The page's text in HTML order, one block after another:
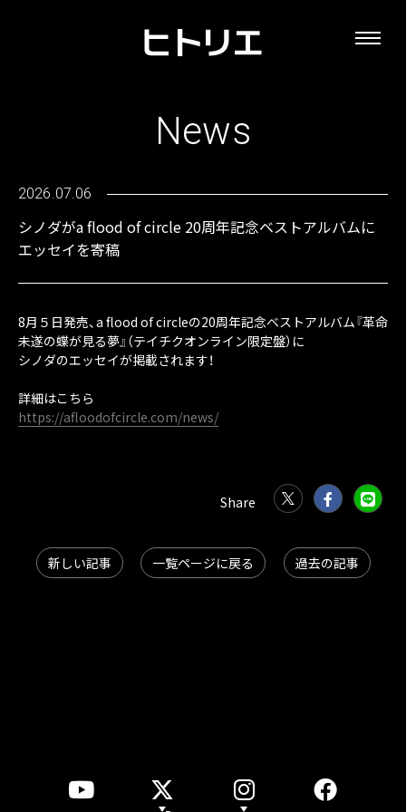
News
2026.07.06
シノダがa flood of circle 20周年記念ベストアルバムに
エッセイを寄稿
8月５日発売、a flood of circleの20周年記念ベストアルバム『革命
未遂の蝶が見る夢』（テイチクオンライン限定盤）に
シノダのエッセイが掲載されます！
詳細はこちら
https://afloodofcircle.com/news/
新しい記事 一覧ページに戻る 過去の記事